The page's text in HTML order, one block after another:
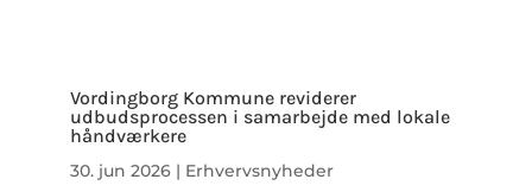
Vordingborg Kommune reviderer
udbudsprocessen i samarbejde med lokale
håndværkere
30. jun 2026 | Erhvervsnyheder